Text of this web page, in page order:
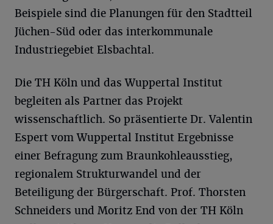
Beispiele sind die Planungen für den Stadtteil
Jüchen-Süd oder das interkommunale
Industriegebiet Elsbachtal.
Die TH Köln und das Wuppertal Institut
begleiten als Partner das Projekt
wissenschaftlich. So präsentierte Dr. Valentin
Espert vom Wuppertal Institut Ergebnisse
einer Befragung zum Braunkohleausstieg,
regionalem Strukturwandel und der
Beteiligung der Bürgerschaft. Prof. Thorsten
Schneiders und Moritz End von der TH Köln